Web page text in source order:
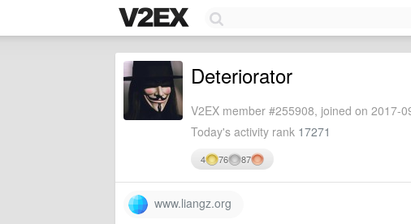
Deteriorator
V2EX member #255908, joined on 2017-
Today's activity rank 17271
4 76 87
www.liangz.org